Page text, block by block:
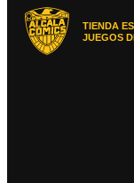
TIENDA
JUEGOS